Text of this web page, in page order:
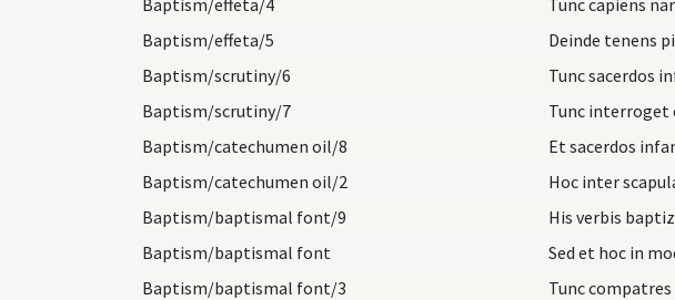
Baptism/effeta/5
Baptism/scrutiny/6
Baptism/scrutiny/7
Baptism/catechumen oil/8
Baptism/catechumen oil/2
Baptism/baptismal font/9
Baptism/baptismal font
Baptism/baptismal font/3